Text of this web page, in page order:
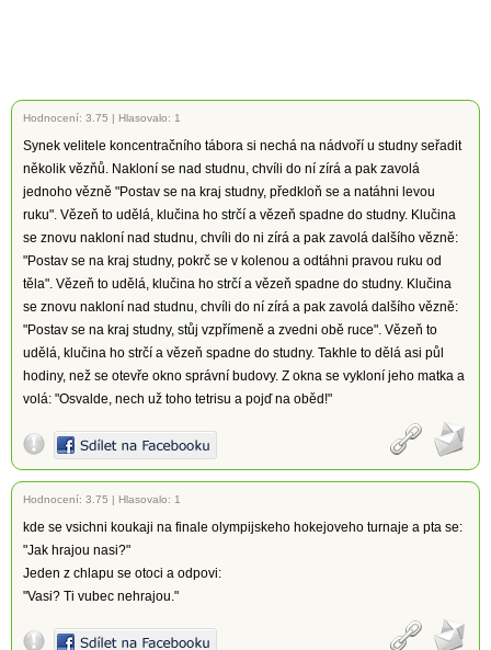
Hodnocení: 3.75 | Hlasovalo: 1
Synek velitele koncentračního tábora si nechá na nádvoří u studny seřadit
několik vězňů. Nakloní se nad studnu, chvíli do ní zírá a pak zavolá
jednoho vězně "Postav se na kraj studny, předkloň se a natáhni levou
ruku". Vězeň to udělá, klučina ho strčí a vězeň spadne do studny. Klučina
se znovu nakloní nad studnu, chvíli do ni zírá a pak zavolá dalšího vězně:
"Postav se na kraj studny, pokrč se v kolenou a odtáhni pravou ruku od
těla". Vězeň to udělá, klučina ho strčí a vězeň spadne do studny. Klučina
se znovu nakloní nad studnu, chvíli do ní zírá a pak zavolá dalšího vězně:
"Postav se na kraj studny, stůj vzpřímeně a zvedni obě ruce". Vězeň to
udělá, klučina ho strčí a vězeň spadne do studny. Takhle to dělá asi půl
hodiny, než se otevře okno správní budovy. Z okna se vykloní jeho matka a
volá: "Osvalde, nech už toho tetrisu a pojď na oběd!"
Hodnocení: 3.75 | Hlasovalo: 1
kde se vsichni koukaji na finale olympijskeho hokejoveho turnaje a pta se:
"Jak hrajou nasi?"
Jeden z chlapu se otoci a odpovi:
"Vasi? Ti vubec nehrajou."